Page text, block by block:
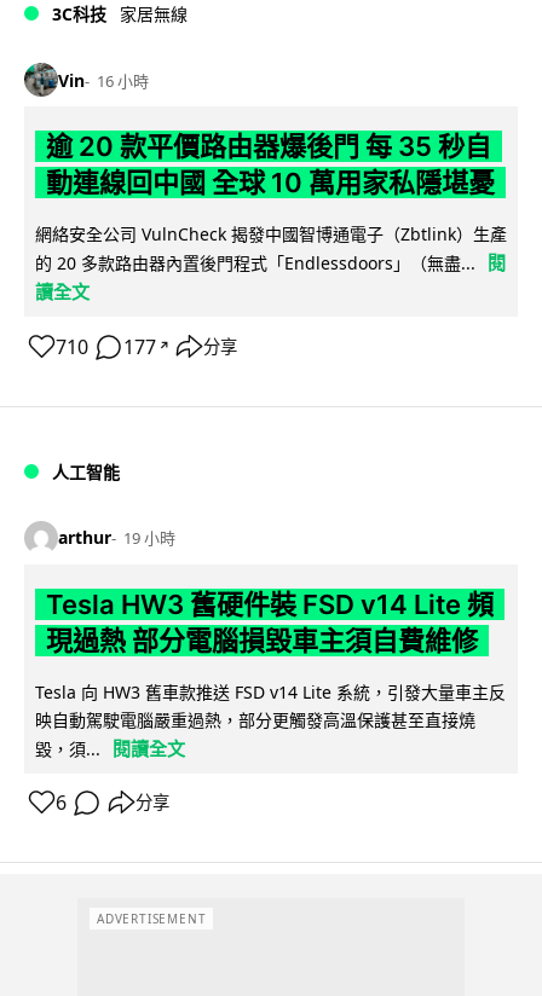
3C科技 家居無線
Vin 16 小時
逾 20 款平價路由器爆後門 每 35 秒自
動連線回中國 全球 10 萬用家私隱堪憂
網絡安全公司 VulnCheck 揭發中國智博通電子（Zbtlink）生產
的 20 多款路由器內置後門程式「Endlessdoors」（無盡...
閱
讀全文
710 177 ↗ 分享
人工智能
arthur 19 小時
Tesla HW3 舊硬件裝 FSD v14 Lite 頻
現過熱 部分電腦損毀車主須自費維修
Tesla 向 HW3 舊車款推送 FSD v14 Lite 系統，引發大量車主反
映自動駕駛電腦嚴重過熱，部分更觸發高溫保護甚至直接燒
毀，須...
閱讀全文
6 分享
ADVERTISEMENT